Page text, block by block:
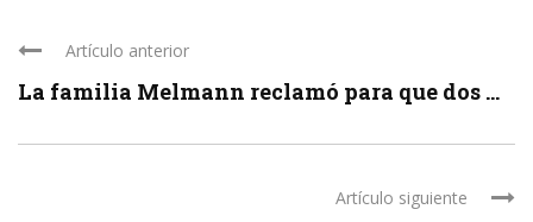
Artículo anterior
La familia Melmann reclamó para que dos ...
Artículo siguiente